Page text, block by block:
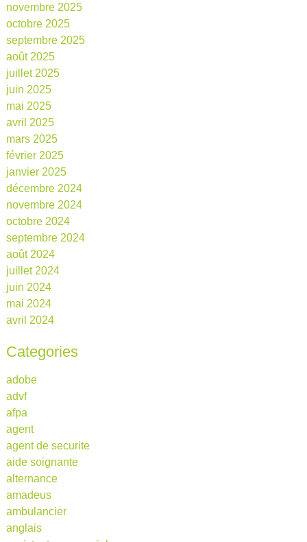
novembre 2025
octobre 2025
septembre 2025
août 2025
juillet 2025
juin 2025
mai 2025
avril 2025
mars 2025
février 2025
janvier 2025
décembre 2024
novembre 2024
octobre 2024
septembre 2024
août 2024
juillet 2024
juin 2024
mai 2024
avril 2024
Categories
adobe
advf
afpa
agent
agent de securite
aide soignante
alternance
amadeus
ambulancier
anglais